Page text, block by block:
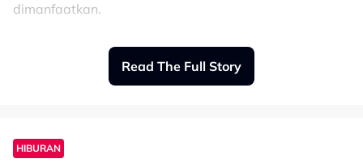
dimanfaatkan.
ada rezeki saya bersama Suria Records, insya-Allah
saya akan memberikan yang terbaik dan terus
Kim K dilihat hadir di Studio Suria Records bersama
peserta lain yang turut menyertai sesi pemilihan bagi
Read The Full Story
HIBURAN